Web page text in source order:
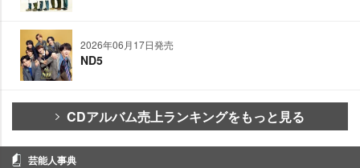
2026年06月17日発売
ND5
CDアルバム売上ランキングをもっと見る
芸能人事典